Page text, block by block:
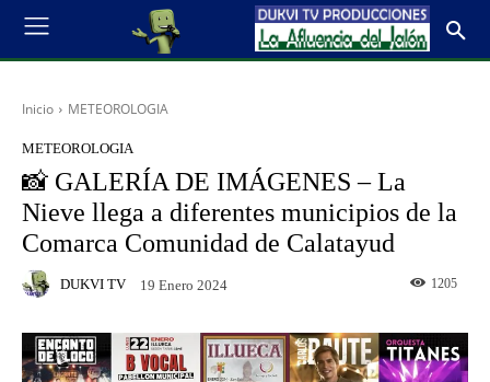
Inicio METEOROLOGIA
METEOROLOGIA
📸 GALERÍA DE IMÁGENES – La
Nieve llega a diferentes municipios de la
Comarca Comunidad de Calatayud
DUKVI TV 19 Enero 2024 1205